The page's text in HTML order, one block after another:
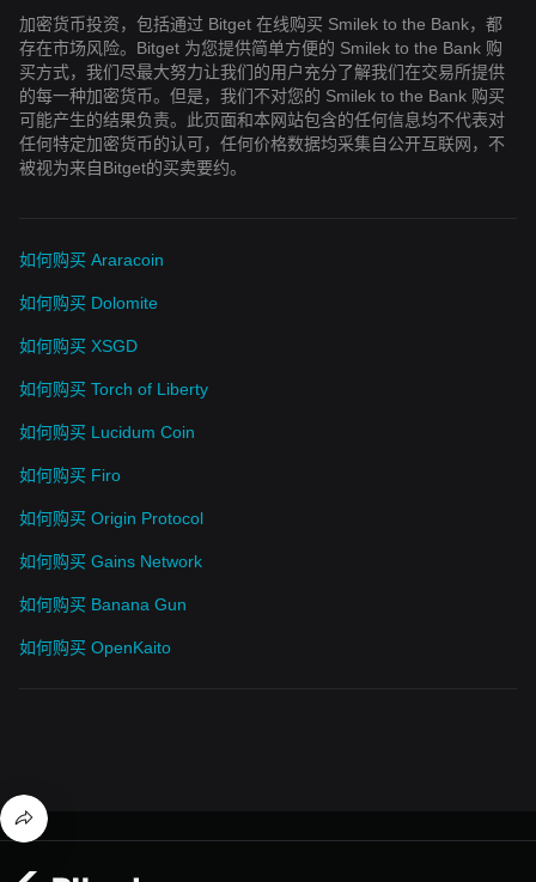
加密货币投资，包括通过 Bitget 在线购买 Smilek to the Bank，都
存在市场风险。Bitget 为您提供简单方便的 Smilek to the Bank 购
买方式，我们尽最大努力让我们的用户充分了解我们在交易所提供
的每一种加密货币。但是，我们不对您的 Smilek to the Bank 购买
可能产生的结果负责。此页面和本网站包含的任何信息均不代表对
任何特定加密货币的认可，任何价格数据均采集自公开互联网，不
被视为来自Bitget的买卖要约。
如何购买 Araracoin
如何购买 Dolomite
如何购买 XSGD
如何购买 Torch of Liberty
如何购买 Lucidum Coin
如何购买 Firo
如何购买 Origin Protocol
如何购买 Gains Network
如何购买 Banana Gun
如何购买 OpenKaito